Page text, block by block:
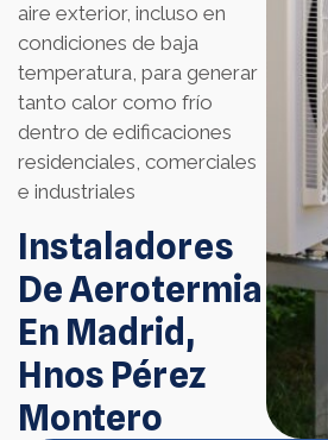
aire exterior, incluso en
condiciones de baja
temperatura, para generar
tanto calor como frío
dentro de edificaciones
residenciales, comerciales
e industriales
Instaladores
De Aerotermia
En Madrid,
Hnos Pérez
Montero